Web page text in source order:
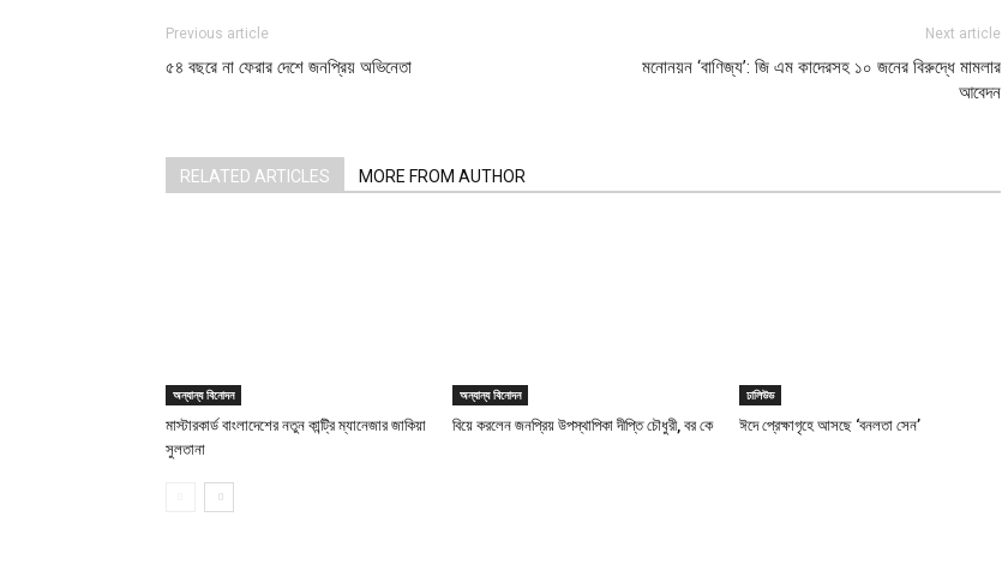
Previous article
৫৪ বছরে না ফেরার দেশে জনপ্রিয় অভিনেতা
Next article
মনোনয়ন ‘বাণিজ্য’: জি এম কাদেরসহ ১০ জনের বিরুদ্ধে মামলার
আবেদন
RELATED ARTICLES MORE FROM AUTHOR
অন্যান্য বিনোদন
মাস্টারকার্ড বাংলাদেশের নতুন কান্ট্রি ম্যানেজার জাকিয়া
সুলতানা
অন্যান্য বিনোদন
বিয়ে করলেন জনপ্রিয় উপস্থাপিকা দীপ্তি চৌধুরী, বর কে
ঢালিউড
ঈদে প্রেক্ষাগৃহে আসছে ‘বনলতা সেন’